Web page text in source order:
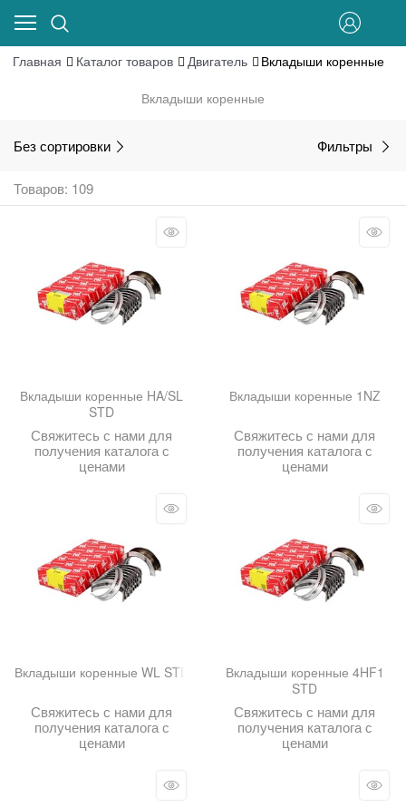
Главная Каталог товаров Двигатель Вкладыши коренные
Вкладыши коренные
Без сортировки Фильтры
Товаров: 109
Вкладыши коренные HA/SL
STD
Свяжитесь с нами для
получения каталога с
ценами
Вкладыши коренные 1NZ
Свяжитесь с нами для
получения каталога с
ценами
Вкладыши коренные WL STD
Свяжитесь с нами для
получения каталога с
ценами
Вкладыши коренные 4HF1
STD
Свяжитесь с нами для
получения каталога с
ценами